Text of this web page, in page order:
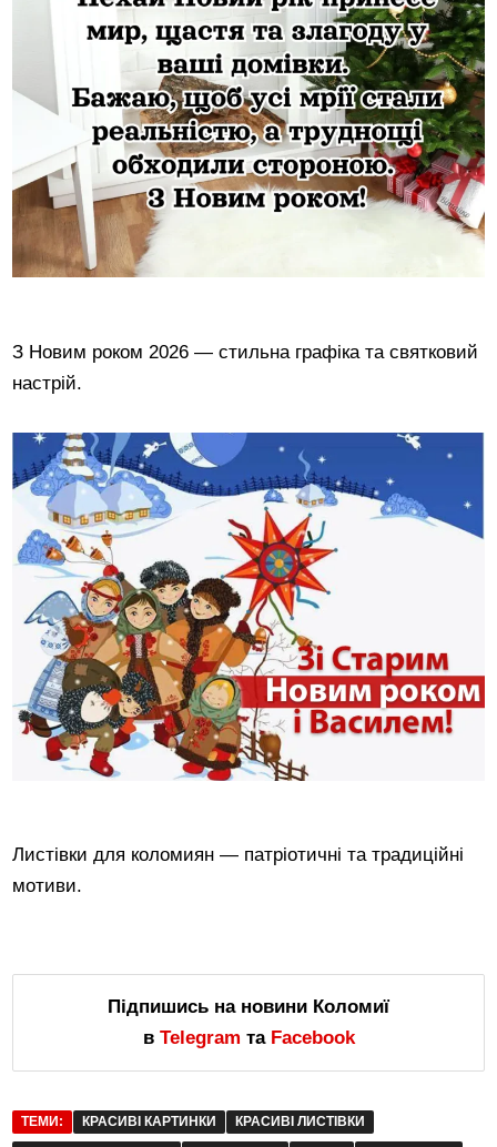
З Новим роком 2026 — стильна графіка та святковий
настрій.
Листівки для коломиян — патріотичні та традиційні
мотиви.
Підпишись на новини Коломиї
в Telegram та Facebook
ТЕМИ: КРАСИВІ КАРТИНКИ
КРАСИВІ ЛИСТІВКИ